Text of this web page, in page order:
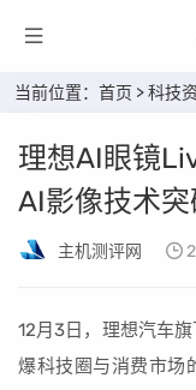
当前位置： 首页 >科技
理想AI眼镜
AI影像技术突
主机测评网
12月3日，理想汽车
爆科技圈与消费市场